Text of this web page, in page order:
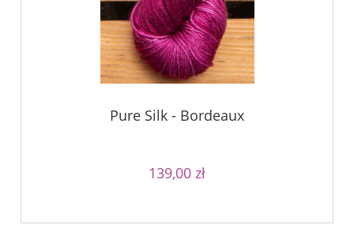
Pure Silk - Bordeaux
139,00 zł